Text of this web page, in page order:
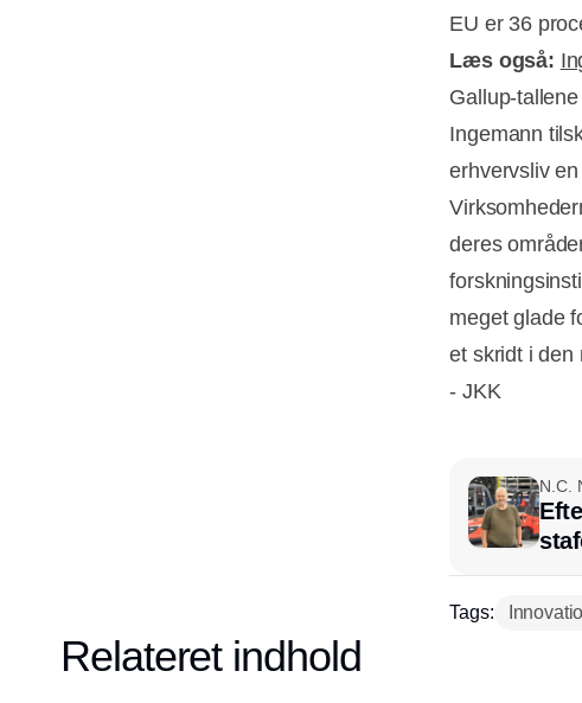
EU er 36
Læs også:
Gallup-
Ingemann
erhvervsliv
deres
meget glade
et skridt i den
- JKK
N.C.
Tags:
Relateret indhold